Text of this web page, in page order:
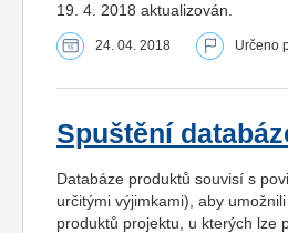
19. 4. 2018 aktualizován.
24. 04. 2018 Určeno
Spuštění
Databáze produktů souvisí s
určitými výjimkami), aby
produktů projektu, u kterých lze